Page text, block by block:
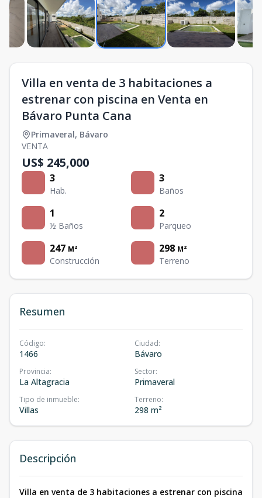
Villa en venta de 3 habitaciones a
estrenar con piscina en Venta en
Bávaro Punta Cana
Primaveral, Bávaro
VENTA
US$ 245,000
3
Hab.
3
Baños
1
½ Baños
2
Parqueo
247 M²
Construcción
298 M²
Terreno
Resumen
Código:
1466
Ciudad:
Bávaro
Provincia:
La Altagracia
Sector:
Primaveral
Tipo de inmueble:
Villas
Terreno:
298 m²
Descripción
Villa en venta de 3 habitaciones a estrenar con piscina